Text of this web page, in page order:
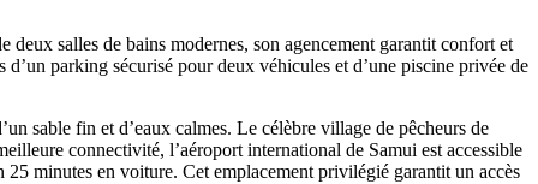
salles de bains modernes, son agencement garantit confort et
parking sécurisé pour deux véhicules et d’une piscine privée de
sable fin et d’eaux calmes. Le célèbre village de pêcheurs de
connectivité, l’aéroport international de Samui est accessible
minutes en voiture. Cet emplacement privilégié garantit un accès